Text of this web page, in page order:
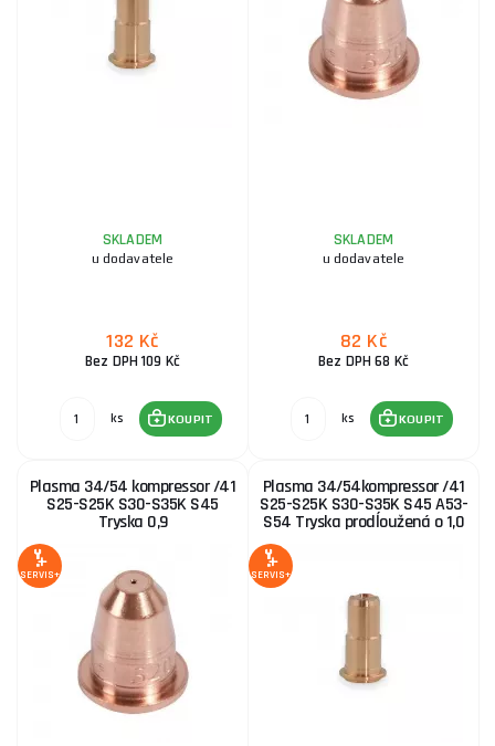
SKLADEM
u dodavatele
132 Kč
Bez DPH 109 Kč
ks KOUPIT
SKLADEM
u dodavatele
82 Kč
Bez DPH 68 Kč
ks KOUPIT
Plasma 34/54 kompressor /41
S25-S25K S30-S35K S45
Tryska 0,9
SERVIS+
Plasma 34/54kompressor /41
S25-S25K S30-S35K S45 A53-
S54 Tryska prodĺoužená o 1,0
SERVIS+